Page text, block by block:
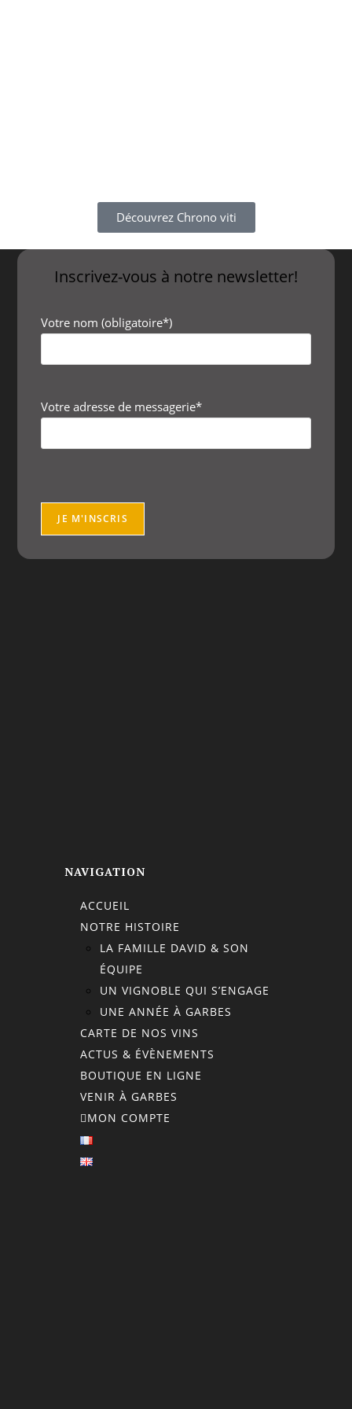
Découvrez Chrono viti
Inscrivez-vous à notre newsletter!
Votre nom (obligatoire*)
Votre adresse de messagerie*
NAVIGATION
ACCUEIL
NOTRE HISTOIRE
LA FAMILLE DAVID & SON
ÉQUIPE
UN VIGNOBLE QUI S’ENGAGE
UNE ANNÉE À GARBES
CARTE DE NOS VINS
ACTUS & ÉVÈNEMENTS
BOUTIQUE EN LIGNE
VENIR À GARBES
MON COMPTE